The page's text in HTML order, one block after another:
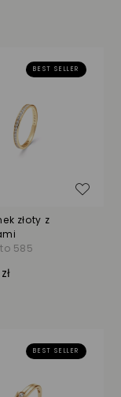
życzeń
BEST SELLER
złoty z
585
BEST SELLER